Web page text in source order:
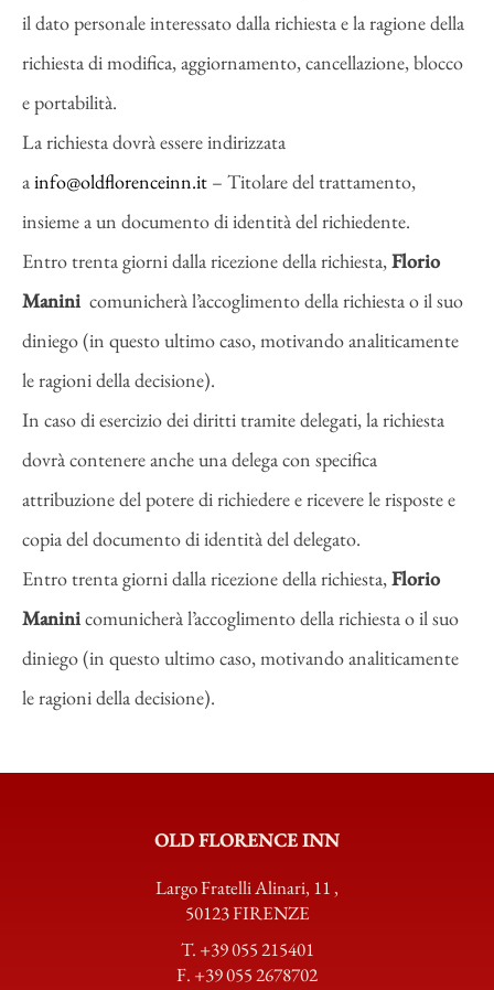
il dato personale interessato dalla richiesta e la ragione della
richiesta di modifica, aggiornamento, cancellazione, blocco
e portabilità.
La richiesta dovrà essere indirizzata
ainfo@oldflorenceinn.it – Titolare del trattamento,
insieme a un documento di identità del richiedente.
Entro trenta giorni dalla ricezione della richiesta,Florio
Manini comunicherà l’accoglimento della richiesta o il suo
diniego (in questo ultimo caso, motivando analiticamente
le ragioni della decisione).
In caso di esercizio dei diritti tramite delegati, la richiesta
dovrà contenere anche una delega con specifica
attribuzione del potere di richiedere e ricevere le risposte e
copia del documento di identità del delegato.
Entro trenta giorni dalla ricezione della richiesta,Florio
Maninicomunicherà l’accoglimento della richiesta o il suo
diniego (in questo ultimo caso, motivando analiticamente
le ragioni della decisione).
OLD FLORENCE INN
Largo Fratelli Alinari, 11,
50123 FIRENZE
T. +39 055 215401
F. +39 055 2678702